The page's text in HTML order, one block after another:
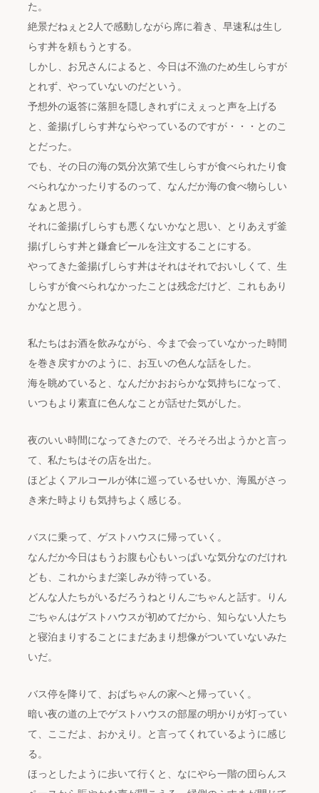
た。
絶景だねぇと2人で感動しながら席に着き、早速私は生し
らす丼を頼もうとする。
しかし、お兄さんによると、今日は不漁のため生しらすが
とれず、やっていないのだという。
予想外の返答に落胆を隠しきれずにえぇっと声を上げる
と、釜揚げしらす丼ならやっているのですが・・・とのこ
とだった。
でも、その日の海の気分次第で生しらすが食べられたり食
べられなかったりするのって、なんだか海の食べ物らしい
なぁと思う。
それに釜揚げしらすも悪くないかなと思い、とりあえず釜
揚げしらす丼と鎌倉ビールを注文することにする。
やってきた釜揚げしらす丼はそれはそれでおいしくて、生
しらすが食べられなかったことは残念だけど、これもあり
かなと思う。
私たちはお酒を飲みながら、今まで会っていなかった時間
を巻き戻すかのように、お互いの色んな話をした。
海を眺めていると、なんだかおおらかな気持ちになって、
いつもより素直に色んなことが話せた気がした。
夜のいい時間になってきたので、そろそろ出ようかと言っ
て、私たちはその店を出た。
ほどよくアルコールが体に巡っているせいか、海風がさっ
き来た時よりも気持ちよく感じる。
バスに乗って、ゲストハウスに帰っていく。
なんだか今日はもうお腹も心もいっぱいな気分なのだけれ
ども、これからまだ楽しみが待っている。
どんな人たちがいるだろうねとりんごちゃんと話す。りん
ごちゃんはゲストハウスが初めてだから、知らない人たち
と寝泊まりすることにまだあまり想像がついていないみた
いだ。
バス停を降りて、おばちゃんの家へと帰っていく。
暗い夜の道の上でゲストハウスの部屋の明かりが灯ってい
て、ここだよ、おかえり。と言ってくれているように感じ
る。
ほっとしたように歩いて行くと、なにやら一階の団らんス